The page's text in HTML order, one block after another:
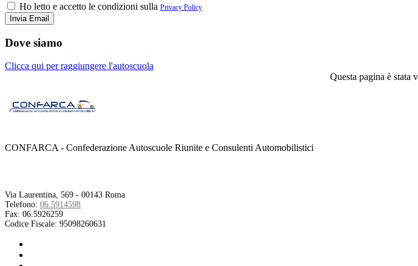
Ho letto e accetto le condizioni sulla Privacy Policy
Dove siamo
Clicca qui per raggiungere l'autoscuola
Questa pagina è stata
CONFARCA - Confederazione Autoscuole Riunite e Consulenti Automobilistici
Via Laurentina, 569 - 00143 Roma
Telefono: 06.5914598
Fax: 06.5926259
Codice Fiscale: 95098260631